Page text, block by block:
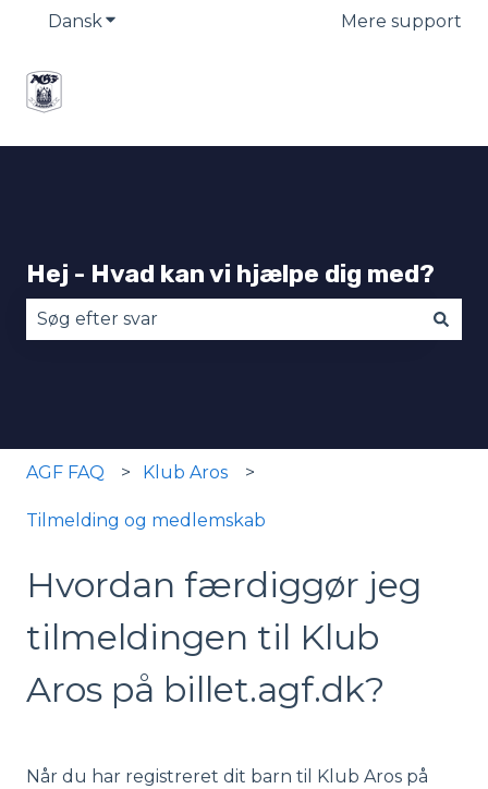
DanskVis undermenu for oversættelserMere support
Hej - Hvad kan vi hjælpe dig med?
AGF FAQ Klub Aros
Tilmelding og medlemskab
Hvordan færdiggør jeg
tilmeldingen til Klub
Aros på billet.agf.dk?
Når du har registreret dit barn til Klub Aros på